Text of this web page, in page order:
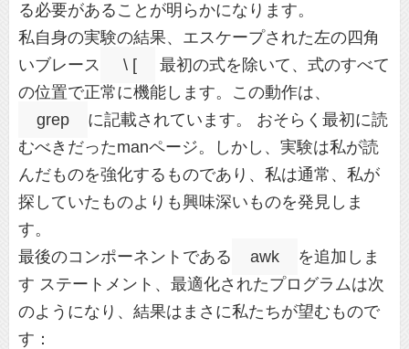
る必要があることが明らかになります。
私自身の実験の結果、エスケープされた左の四角
いブレース
\ [
最初の式を除いて、式のすべて
の位置で正常に機能します。この動作は、
grep
に記載されています。 おそらく最初に読
むべきだったmanページ。しかし、実験は私が読
んだものを強化するものであり、私は通常、私が
探していたものよりも興味深いものを発見しま
す。
最後のコンポーネントである
awk
を追加しま
す ステートメント、最適化されたプログラムは次
のようになり、結果はまさに私たちが望むもので
す：